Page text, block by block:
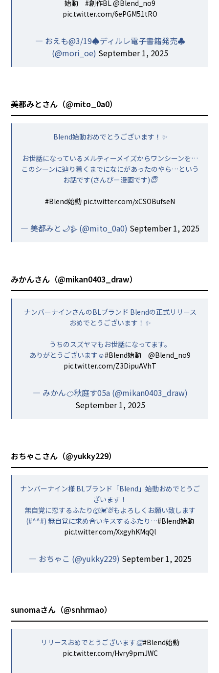
始動 #創作BL @Blend_no9
pic.twitter.com/6ePGM51tRO
— おえも@3/19♠︎ディルレ電子書籍発売♣︎
(@mori_oe) September 1, 2025
美都みとさん（@mito_0a0）
Blend始動おめでとうございます！✨
お世話になっているメルティーメイズからワンシーンを…
このシーンに辿り着くまでになにがあったのやら…という
お話です(さんぴー漫画です)😇
#Blend始動 pic.twitter.com/xCSOBufseN
— 美都みと🌙🪿 (@mito_0a0) September 1, 2025
みかんさん（@mikan0403_draw）
ナンバーナインさんのBLブランド Blendの正式リリース
おめでとうございます！✨
うちのスズヤマもお世話になってます。
ありがとうございます☺️#Blend始動
@Blend_no9
pic.twitter.com/Z3DipuAVhT
— みかん🍊秋庭す05a (@mikan0403_draw)
September 1, 2025
おちゃこさん（@yukky229）
ナンバーナイン様 BLブランド「Blend」始動おめでとうご
ざいます！
無自覚に恋するふたり🐺💓🐰もよろしくお願い致します
(#^^#) 無自覚に求め合いキスするふたり…#Blend始動
pic.twitter.com/XxgyhKMqQl
— おちゃこ (@yukky229) September 1, 2025
sunomaさん（@snhrmao）
リリースおめでとうございます👏#Blend始動
pic.twitter.com/Hvry9pmJWC